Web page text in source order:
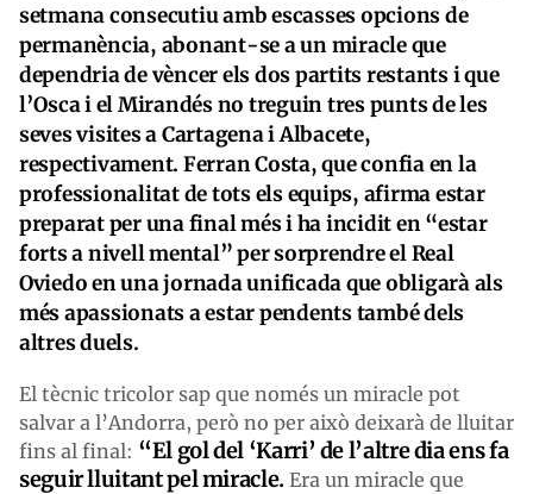
setmana consecutiu amb escasses opcions de
permanència, abonant-se a un miracle que
dependria de vèncer els dos partits restants i que
l’Osca i el Mirandés no treguin tres punts de les
seves visites a Cartagena i Albacete,
respectivament. Ferran Costa, que confia en la
professionalitat de tots els equips, afirma estar
preparat per una final més i ha incidit en “estar
forts a nivell mental” per sorprendre el Real
Oviedo en una jornada unificada que obligarà als
més apassionats a estar pendents també dels
altres duels.
El tècnic tricolor sap que només un miracle pot
salvar a l’Andorra, però no per això deixarà de lluitar
fins al final: “El gol del ‘Karri’ de l’altre dia ens fa
seguir lluitant pel miracle. Era un miracle que